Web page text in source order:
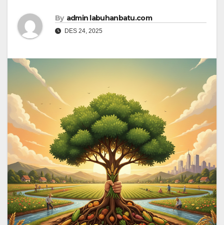
By admin labuhanbatu.com
DES 24, 2025